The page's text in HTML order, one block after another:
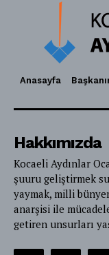
Anasayfa
Hakkımızda
Kocaeli Aydınlar
şuuru geliştirmek
yaymak, milli
anarşisi ile
getiren unsurları